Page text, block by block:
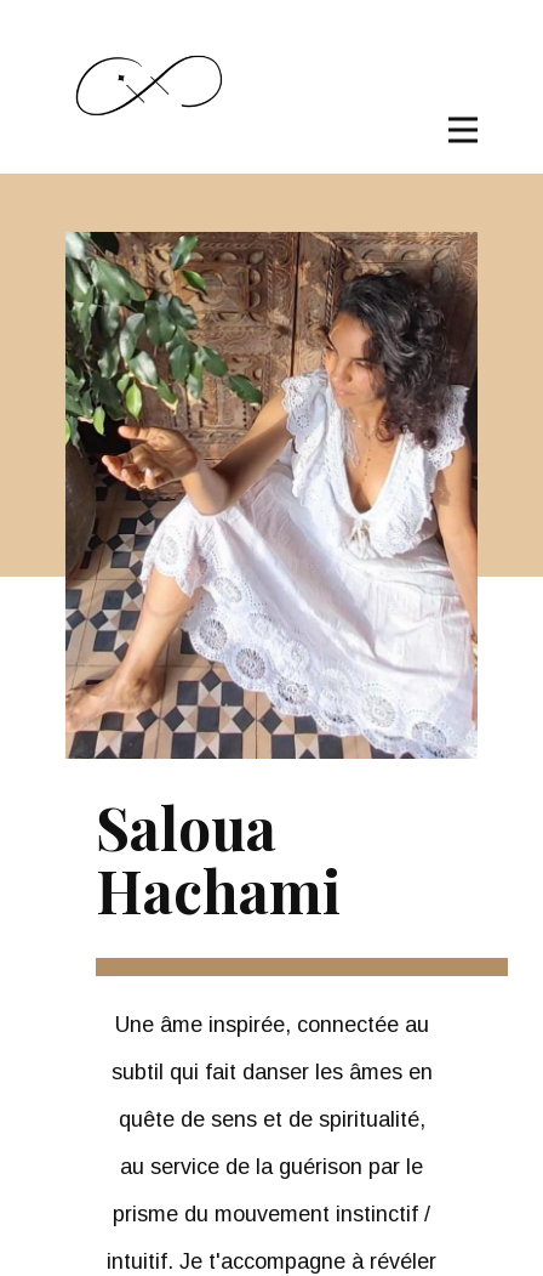
Saloua
Hachami
Une âme inspirée, connectée au
subtil qui fait danser les âmes en
quête de sens et de spiritualité,
au service de la guérison par le
prisme du mouvement instinctif /
intuitif. Je t'accompagne à révéler